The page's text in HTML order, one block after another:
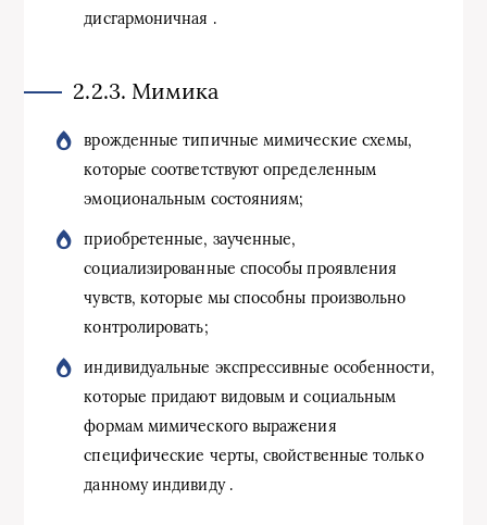
дисгармоничная .
2.2.3. Мимика
врожденные типичные мимические схемы,
которые соответствуют определенным
эмоциональным состояниям;
приобретенные, заученные,
социализированные способы проявления
чувств, которые мы способны произвольно
контролировать;
индивидуальные экспрессивные особенности,
которые придают видовым и социальным
формам мимического выражения
специфические черты, свойственные только
данному индивиду .